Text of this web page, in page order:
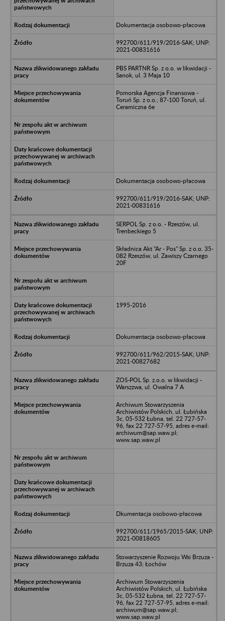
Dokumentacja osobowo-płacowa
992700/611/919/2016-SAK; UNP:
2021-00831616
PBS PARTNR Sp. z o.o. w likwidacji -
Sanok, ul. 3 Maja 10
Pomorska Agencja Finansowa -
Toruń Sp. z o.o.; 87-100 Toruń, ul.
Ceramiczna 6e
Dokumentacja osobowo-płacowa
992700/611/919/2016-SAK; UNP:
2021-00831616
SERPOL Sp. z o.o. - Rzeszów, ul.
Trenbeckiego 5
Składnica Akt "Ar - Pos" Sp. z o.o. 35-
082 Rzeszów, ul. Zawiszy Czarnego
20F
1995-2016
Dokumentacja osobowo-płacowa
992700/611/962/2015-SAK; UNP:
2021-00827682
ZOS-POL Sp. z.o.o. w likwidacji -
Warszzwa, ul. Owalna 7 A
Archiwum Stowarzyszenia
Archiwistów Polskich, ul. Łubińska
3c, 05-532 Łubna, tel. 22 727-57-
96, fax 22 727-57-95, adres e-mail:
archiwum@sap.waw.pl;
www.sap.waw.pl
Dkumentacja osobowo-płacowa
992700/611/1965/2015-SAK; UNP:
2021-00818605
Stowarzyszenie Rozwoju Wsi Brzuza -
Brzuza 43; Łochów
Archiwum Stowarzyszenia
Archiwistów Polskich, ul. Łubińska
3c, 05-532 Łubna, tel. 22 727-57-
96, fax 22 727-57-95, adres e-mail:
archiwum@sap.waw.pl;
www.sap.waw.pl